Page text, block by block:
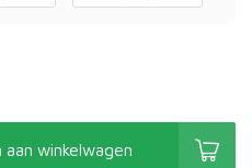
aan winkelwagen